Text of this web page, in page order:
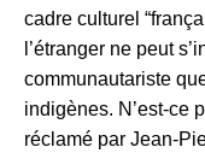
cadre culturel
l’étranger ne peut
communautariste
indigènes. N’est-ce
réclamé par Jean-